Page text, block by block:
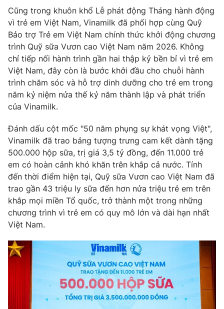
Cũng trong khuôn khổ Lễ phát động Tháng hành động
vì trẻ em Việt Nam, Vinamilk đã phối hợp cùng Quỹ
Bảo trợ Trẻ em Việt Nam chính thức khởi động chương
trình Quỹ sữa Vươn cao Việt Nam năm 2026. Không
chỉ tiếp nối hành trình gần hai thập kỷ bền bỉ vì trẻ em
Việt Nam, đây còn là bước khởi đầu cho chuỗi hành
trình chăm sóc và hỗ trợ dinh dưỡng cho trẻ em trong
năm kỷ niệm nửa thế kỷ năm thành lập và phát triển
của Vinamilk.
Đánh dấu cột mốc "50 năm phụng sự khát vọng Việt",
Vinamilk đã trao bảng tượng trưng cam kết dành tặng
500.000 hộp sữa, trị giá 3,5 tỷ đồng, đến 11.000 trẻ
em có hoàn cảnh khó khăn trên khắp cả nước. Tính
đến thời điểm hiện tại, Quỹ sữa Vươn cao Việt Nam đã
trao gần 43 triệu ly sữa đến hơn nửa triệu trẻ em trên
khắp mọi miền Tổ quốc, trở thành một trong những
chương trình vì trẻ em có quy mô lớn và dài hạn nhất
Việt Nam.